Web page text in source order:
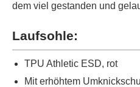
dem viel gestanden und
Laufsohle:
TPU Athletic ESD, rot
Mit erhöhtem